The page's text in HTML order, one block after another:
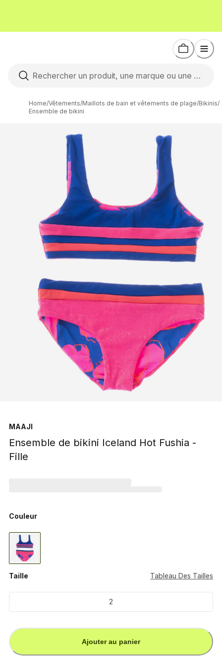
Home/Vêtements/Maillots de bain et vêtements de plage/Bikinis/
Ensemble de bikini
MAAJI
Ensemble de bikini Iceland Hot Fushia -
Fille
Couleur
Taille Tableau Des Tailles
2
Ajouter au panier